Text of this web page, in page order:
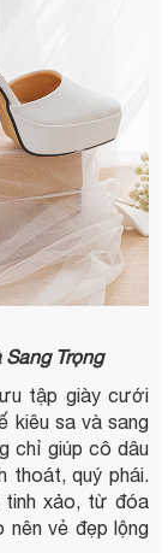
Trọng
tập giày cưới
kiêu sa và sang
chỉ giúp cô dâu
thoát, quý phái.
tinh xảo, từ đóa
nên vẻ đẹp lộng